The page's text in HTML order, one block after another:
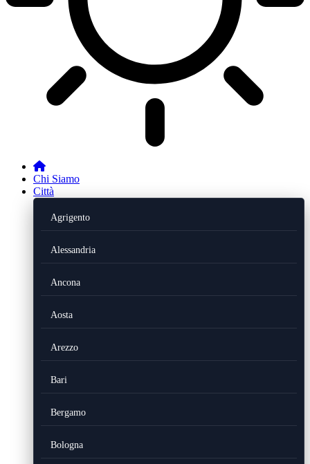
Chi Siamo
Città
Agrigento
Alessandria
Ancona
Aosta
Arezzo
Bari
Bergamo
Bologna